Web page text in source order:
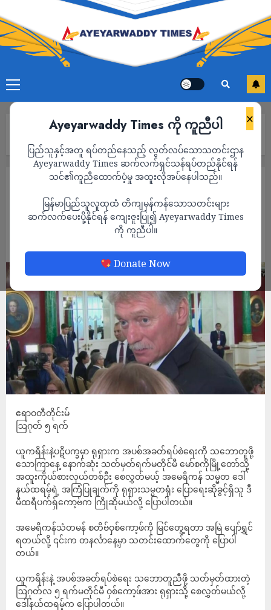
×
Ayeyarwaddy Times ကို ကူညီပါ
ပြည်သူနှင့်အတူ ရပ်တည်နေသည့် လွတ်လပ်သောသတင်းဌာန
Ayeyarwaddy Times ဆက်လက်ရှင်သန်ရပ်တည်နိုင်ရန်
သင်၏ကူညီထောက်ပံ့မှု အထူးလိုအပ်နေပါသည်။
မြန်မာပြည်သူလူထုထံ တိကျမှန်ကန်သောသတင်းများ
ဆက်လက်ပေးပို့နိုင်ရန် ကျေးဇူးပြု၍ Ayeyarwaddy Times
ကို ကူညီပါ။
Donate Now
ဒေါ်နယ်ထရမ့် အထူးသံတမန်ရဲ့ မော်စကို
ခရီးစဉ်ကို ရုရှား ကြိုဆို
ဧရာဝတီတိုင်းမ်
ဩဂုတ် ၅ ရက်
ယူကရိန်းနဲ့ပဋိပက္ခမှာ ရုရှားက အပစ်အခတ်ရပ်စဲရေးကို သဘောတူဖို့
သောကြာနေ့ နောက်ဆုံး သတ်မှတ်ရက်မတိုင်မီ မော်စကိုမြို့တော်သို့
အထူးကိုယ်စားလှယ်တစ်ဉီး စေလွှတ်မယ့် အမေရိကန် သမ္မတ ဒေါ်
နယ်ထရမ့်ရဲ့ အကြံပြုချက်ကို ရုရှားသမ္မတရုံး ပြောရေးဆိုခွင့်ရှိသူ ဒီ
မီထရီပက်ရှ်ကော့ဗ်က ကြိုဆိုမယ်လို့ ပြောပါတယ်။
အမေရိကန်သံတမန် စတိဗ်ဝှစ်ကော့ဖ်ကို မြင်တွေ့ရတာ အမြဲ ပျော်ရွှင်
ရတယ်လို့ ၎င်းက တနင်္လာနေ့မှာ သတင်းထောက်တွေကို ပြောပါ
တယ်။
ယူကရိန်းနဲ့ အပစ်အခတ်ရပ်စဲရေး သဘောတူညီဖို့ သတ်မှတ်ထားတဲ့
ဩဂုတ်လ ၅ ရက်မတိုင်မီ ဝှစ်ကော့ဖ်အား ရုရှားသို့ စေလွှတ်မယ်လို့
ဒေါ်နယ်ထရမ့်က ပြောပါတယ်။